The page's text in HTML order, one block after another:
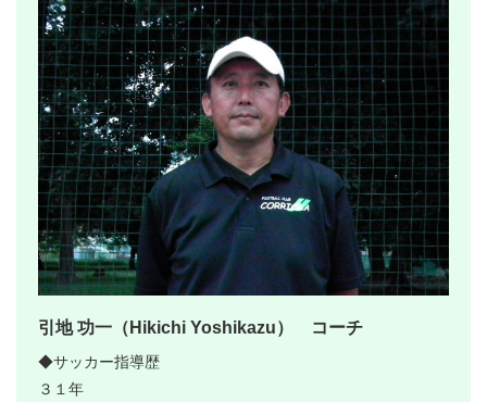
引地 功一（Hikichi Yoshikazu） コーチ
◆サッカー指導歴
３１年